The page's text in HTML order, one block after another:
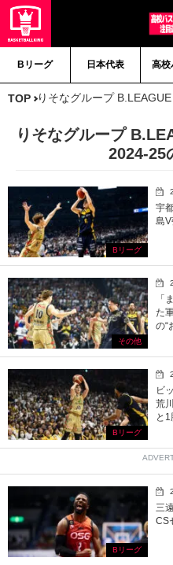
Bリーグ 日本代表 高校
TOP りそなグループ
りそなグループ
2024-25
Bリーグ
宇
島
その他
「
た
の“
Bリーグ
ビ
荒
と1
Bリーグ
三
CS